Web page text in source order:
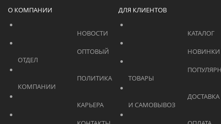
О КОМПАНИИ
			    		КАРЬЕРА
ДЛЯ КЛИЕНТОВ